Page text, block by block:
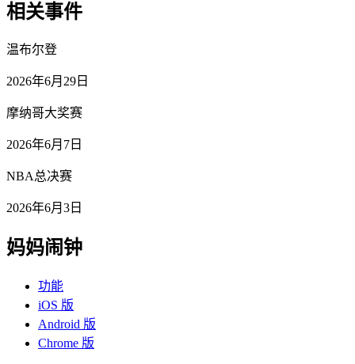
相关事件
温布尔登
2026年6月29日
摩纳哥大奖赛
2026年6月7日
NBA总决赛
2026年6月3日
妈妈闹钟
功能
iOS 版
Android 版
Chrome 版